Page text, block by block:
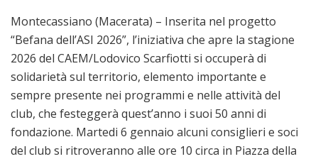
Montecassiano (Macerata) – Inserita nel progetto
“Befana dell’ASI 2026”, l’iniziativa che apre la stagione
2026 del CAEM/Lodovico Scarfiotti si occuperà di
solidarietà sul territorio, elemento importante e
sempre presente nei programmi e nelle attività del
club, che festeggerà quest’anno i suoi 50 anni di
fondazione. Martedi 6 gennaio alcuni consiglieri e soci
del club si ritroveranno alle ore 10 circa in Piazza della